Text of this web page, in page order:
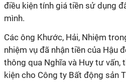
điều kiện tính giá tiền sử dụng
mình.
Các ông Khước, Hải, Nhiệm
nhiệm vụ đã nhận tiền của Hậu
thông qua Nghĩa và Huy tư vấn,
kiện cho Công ty Bất động sản